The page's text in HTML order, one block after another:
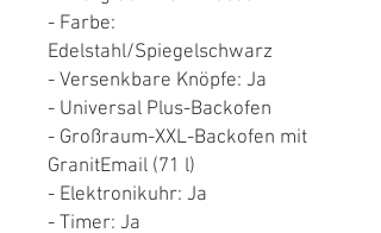
- Farbe:
Edelstahl/Spiegelschwarz
- Versenkbare Knöpfe: Ja
- Universal Plus-Backofen
- Großraum-XXL-Backofen mit
GranitEmail (71 l)
- Elektronikuhr: Ja
- Timer: Ja